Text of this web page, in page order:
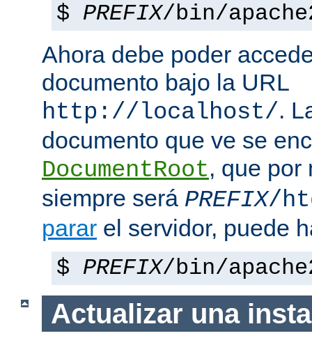
$ PREFIX/bin/
Ahora debe poder
documento bajo la URL
http://localhost/.
documento que ve se
DocumentRoot, que por
siempre será PREFIX/
parar el servidor, puede
$ PREFIX/bin/
Actualizar una